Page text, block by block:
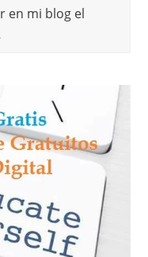
en mi blog el